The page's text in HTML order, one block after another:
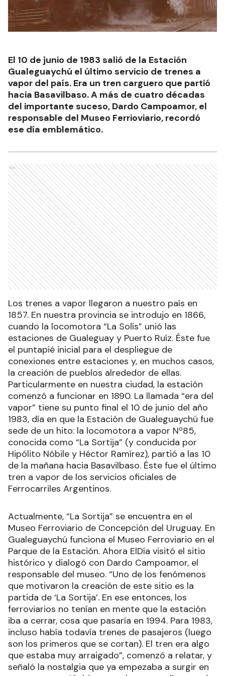
El 10 de junio de 1983 salió de la Estación
Gualeguaychú el último servicio de trenes a
vapor del país. Era un tren carguero que partió
hacia Basavilbaso. A más de cuatro décadas
del importante suceso, Dardo Campoamor, el
responsable del Museo Ferrioviario, recordó
ese día emblemático.
Ads
Los trenes a vapor llegaron a nuestro país en
1857. En nuestra provincia se introdujo en 1866,
cuando la locomotora “La Solís” unió las
estaciones de Gualeguay y Puerto Ruíz. Éste fue
el puntapié inicial para el despliegue de
conexiones entre estaciones y, en muchos casos,
la creación de pueblos alrededor de ellas.
Particularmente en nuestra ciudad, la estación
comenzó a funcionar en 1890. La llamada “era del
vapor” tiene su punto final el 10 de junio del año
1983, día en que la Estación de Gualeguaychú fue
sede de un hito: la locomotora a vapor Nº85,
conocida como “La Sortija” (y conducida por
Hipólito Nóbile y Héctor Ramírez), partió a las 10
de la mañana hacia Basavilbaso. Éste fue el último
tren a vapor de los servicios oficiales de
Ferrocarriles Argentinos.
Actualmente, “La Sortija” se encuentra en el
Museo Ferroviario de Concepción del Uruguay. En
Gualeguaychú funciona el Museo Ferroviario en el
Parque de la Estación. Ahora ElDía visitó el sitio
histórico y dialogó con Dardo Campoamor, el
responsable del museo. “Uno de los fenómenos
que motivaron la creación de este sitio es la
partida de ‘La Sortija’. En ese entonces, los
ferroviarios no tenían en mente que la estación
iba a cerrar, cosa que pasaría en 1994. Para 1983,
incluso había todavía trenes de pasajeros (luego
son los primeros que se cortan). El tren era algo
que estaba muy arraigado”, comenzó a relatar, y
señaló la nostalgia que ya empezaba a surgir en